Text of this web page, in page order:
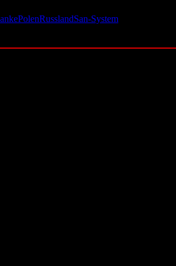
PolenRusslandSan-System